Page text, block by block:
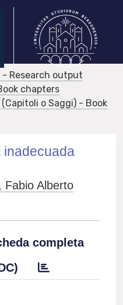
Research output
chapters
o Saggi) - Book
inadecuada
Fabio Alberto
completa